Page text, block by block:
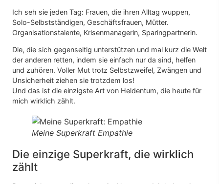
Ich seh sie jeden Tag: Frauen, die ihren Alltag wuppen,
Solo-Selbstständigen, Geschäftsfrauen, Mütter.
Organisationstalente, Krisenmanagerin, Sparingpartnerin.
Die, die sich gegenseitig unterstützen und mal kurz die Welt
der anderen retten, indem sie einfach nur da sind, helfen
und zuhören. Voller Mut trotz Selbstzweifel, Zwängen und
Unsicherheit ziehen sie trotzdem los!
Und das ist die einzigste Art von Heldentum, die heute für
mich wirklich zählt.
Meine Superkraft Empathie
Die einzige Superkraft, die wirklich
zählt